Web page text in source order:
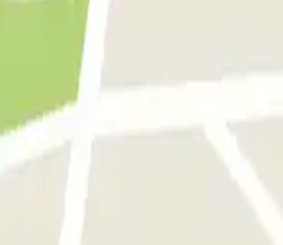
e uscire dal parcheggio una sola volta